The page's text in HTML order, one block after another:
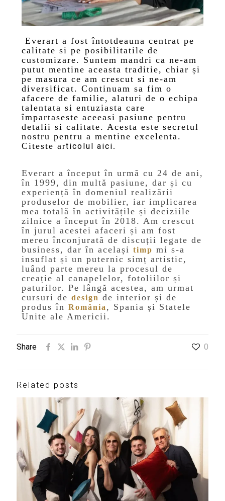
Everart a fost întotdeauna centrat pe
calitate si pe posibilitatile de
customizare. Suntem mandri ca ne-am
putut mentine aceasta traditie, chiar și
pe masura ce am crescut si ne-am
diversificat. Continuam sa fim o
afacere de familie, alaturi de o echipa
talentata si entuziasta care
împartaseste aceeasi pasiune pentru
detalii si calitate. Acesta este secretul
nostru pentru a mentine excelenta.
Citeste articolul aici.
Everart a început în urmă cu 24 de ani,
în 1999, din multă pasiune, dar și cu
experiență în domeniul realizării
produselor de mobilier, iar implicarea
mea totală în activitățile și deciziile
zilnice a început în 2018. Am crescut
în jurul acestei afaceri și am fost
mereu înconjurată de discuții legate de
business, dar în același timp mi s-a
insuflat și un puternic simț artistic,
luând parte mereu la procesul de
creație al canapelelor, fotoliilor și
paturilor. Pe lângă acestea, am urmat
cursuri de design de interior și de
produs în România , Spania și Statele
Unite ale Americii.
Share 0
Related posts